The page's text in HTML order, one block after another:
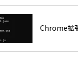
Chrome拡